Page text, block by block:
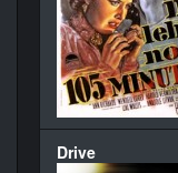
Drive